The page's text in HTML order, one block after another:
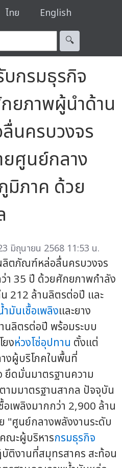
ไทย English
🔍︎
บกรมธุรกิจ
ยภาพผู้นำด้าน
นครบวงจร
ยศูนย์กลาง
มิภาค ด้วย
มิถุนายน 2568 11:53 น.
ตภัณฑ์หล่อลื่นครบวงจร
า 35 ปี ด้วยศักยภาพกำลัง
212 ล้านลิตรต่อปี และ
ำมันเชื้อเพลิงและยาง
นลิตรต่อปี พร้อมระบบ
งห่วงโซ่อุปทาน ตั้งแต่
งผู้บริโภคในพื้นที่
ยึดมั่นมาตรฐานความ
ตามมาตรฐานสากล ปัจจุบัน
เพลิงมากกว่า 2,900 ล้าน
"ศูนย์กลางพลังงานระดับ
ณะผู้บริหารกรมธุรกิจ
ติงานที่สมุทรสาคร สะท้อน